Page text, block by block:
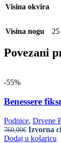
Visina okvira
Visina nogu
Povezani
-55%
Benessere
Podnice, Drvene
760,00€ Izvorna
Dodaj u košaricu